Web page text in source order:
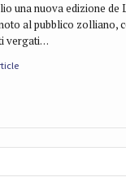
una nuova edizione de
al pubblico zolliano,
vergati…